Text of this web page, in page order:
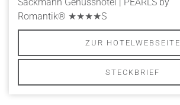
Romantik® ★★★★S
ZUR HOTELWEBSEITE
STECKBRIEF